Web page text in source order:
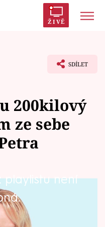
ŽIVĚ
SDÍLET
200kilový
ze sebe
není
úspěšná, musí
Svateb v